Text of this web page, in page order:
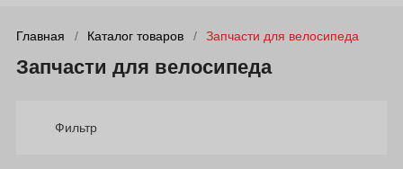
Главная Каталог товаров Запчасти для велосипеда
Запчасти для велосипеда
Фильтр